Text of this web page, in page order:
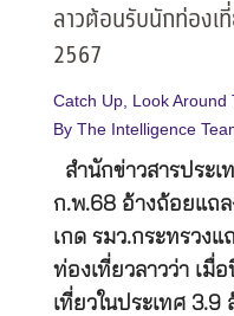
ลาวต้อนรับนักท่องเ
2567
Catch Up Look Around
By The Intelligence
สำนักข่าวสารประเ
ก.พ.68 อ้างถ้อยแถ
เกด รมว.กระทรวง
ท่องเที่ยวลาวว่า เมื่
เที่ยวในประเทศ